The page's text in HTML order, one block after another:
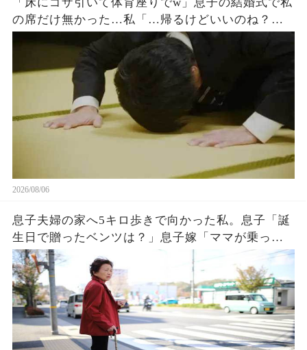
「床にゴザ引いて体育座りでw」息子の結婚式で私
の席だけ無かった…私「…帰るけどいいのね？」
息子嫁「とっとと帰れw」→30分後、結婚式でトラ
ブルが起きたw
2026/08/06
息子夫婦の家へ5キロ歩きで向かった私。息子「誕
生日で贈ったベンツは？」息子嫁「ママが乗って
るわ！お義母さんは若いから不要でしょw」息子
「はぁ…そうか…」→1週間後、息子嫁は青ざめ地
獄へw